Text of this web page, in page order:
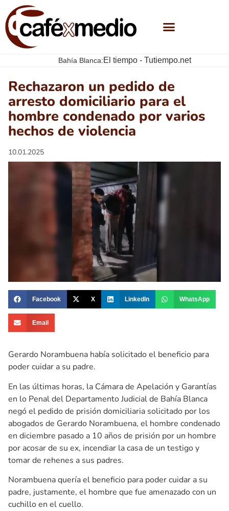
Bahía Blanca:El tiempo - Tutiempo.net
Rechazaron un pedido de
arresto domiciliario para el
hombre condenado por varios
hechos de violencia
10.01.2025
Facebook X LinkedIn WhatsApp
Email
Gerardo Norambuena había solicitado el beneficio para
poder cuidar a su padre.
En las últimas horas, la Cámara de Apelación y Garantías
en lo Penal del Departamento Judicial de Bahía Blanca
negó el pedido de prisión domiciliaria solicitado por los
abogados de Gerardo Norambuena, el hombre condenado
en diciembre pasado a 10 años de prisión por un hombre
por acosar de su ex, incendiar la casa de un testigo y
tomar de rehenes a sus padres.
Norambuena quería el beneficio para poder cuidar a su
padre, justamente, el hombre que fue amenazado con un
cuchillo en el cuello.